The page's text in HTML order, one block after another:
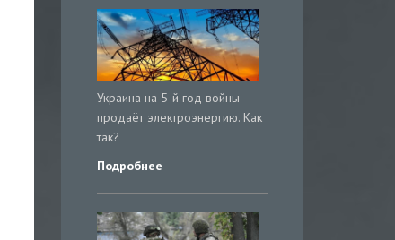
Украина на 5-й год войны
продаёт электроэнергию. Как
так?
Подробнее